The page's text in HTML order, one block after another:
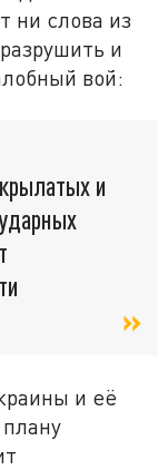
ни слова из
и
вой:
и
и её